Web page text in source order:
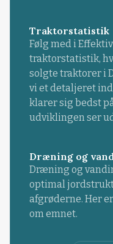
Traktorstatistik
Følg med i
traktorstatistik,
solgte traktorer i
vi et detaljeret
klarer sig bedst
udviklingen ser ud
Dræning og
Dræning og
optimal
afgrøderne. Her
om emnet.